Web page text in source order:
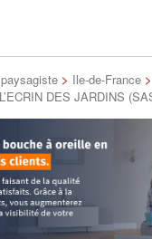
> Ile-de-France >
DES JARDINS